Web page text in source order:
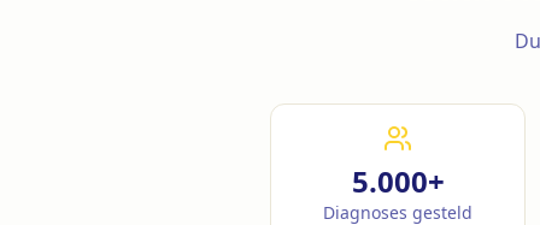
5.000+
Diagnoses gesteld